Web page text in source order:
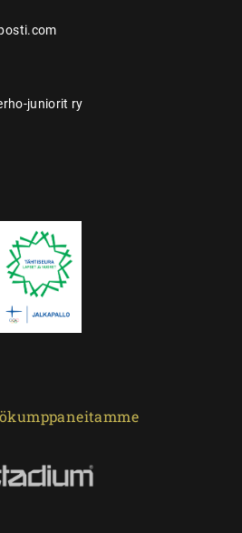
juniorit ry